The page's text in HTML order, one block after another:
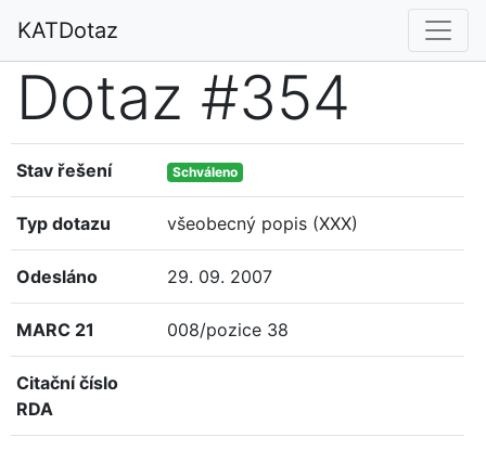
KATDotaz
Dotaz #354
Stav řešení Schváleno
Typ dotazu všeobecný popis (XXX)
Odesláno 29. 09. 2007
MARC 21 008/pozice 38
Citační číslo
RDA